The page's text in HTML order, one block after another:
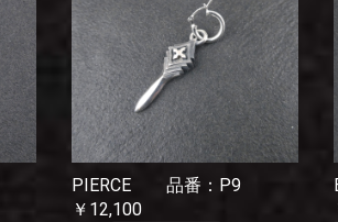
PIERCE 品番：P9
￥12,100